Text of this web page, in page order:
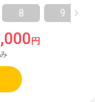
8 9
円